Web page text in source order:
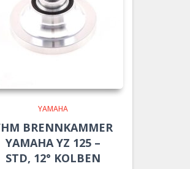
YAMAHA
BRENNKAMMER
YAMAHA YZ 125 –
STD, 12° KOLBEN